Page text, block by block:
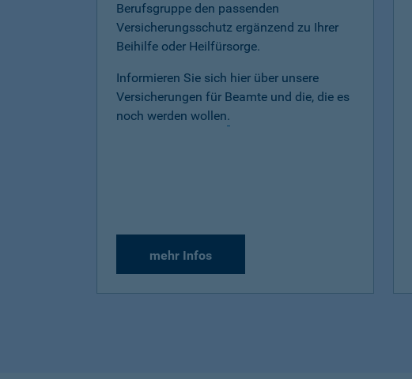
Berufsgruppe den passenden
Versicherungsschutz ergänzend zu Ihrer
Beihilfe oder Heilfürsorge.
Informieren Sie sich hier über unsere
Versicherungen für Beamte und die, die es
noch werden wollen.
mehr Infos